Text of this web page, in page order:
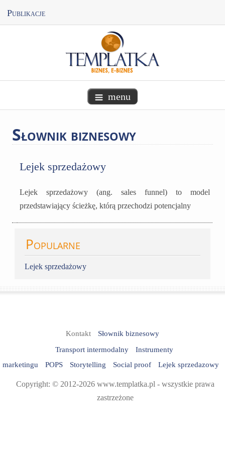
Publikacje
menu
Słownik biznesowy
Lejek sprzedażowy
Lejek sprzedażowy (ang. sales funnel) to model
przedstawiający ścieżkę, którą przechodzi potencjalny
Popularne
Lejek sprzedażowy
Kontakt
Słownik biznesowy
Transport intermodalny
Instrumenty
marketingu
POPS Storytelling Social proof Lejek sprzedazowy
Copyright: © 2012-2026 www.templatka.pl - wszystkie prawa
zastrzeżone